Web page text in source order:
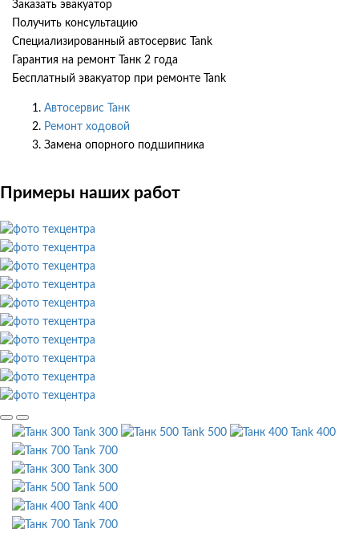
Заказать эвакуатор
Получить консультацию
Специализированный автосервис Tank
Гарантия на ремонт Танк 2 года
Бесплатный эвакуатор при ремонте Tank
Автосервис Танк
Ремонт ходовой
Замена опорного подшипника
Примеры наших работ
Tank 300 Tank 500
Tank 400
Tank 700
Tank 300
Tank 500
Tank 400
Tank 700